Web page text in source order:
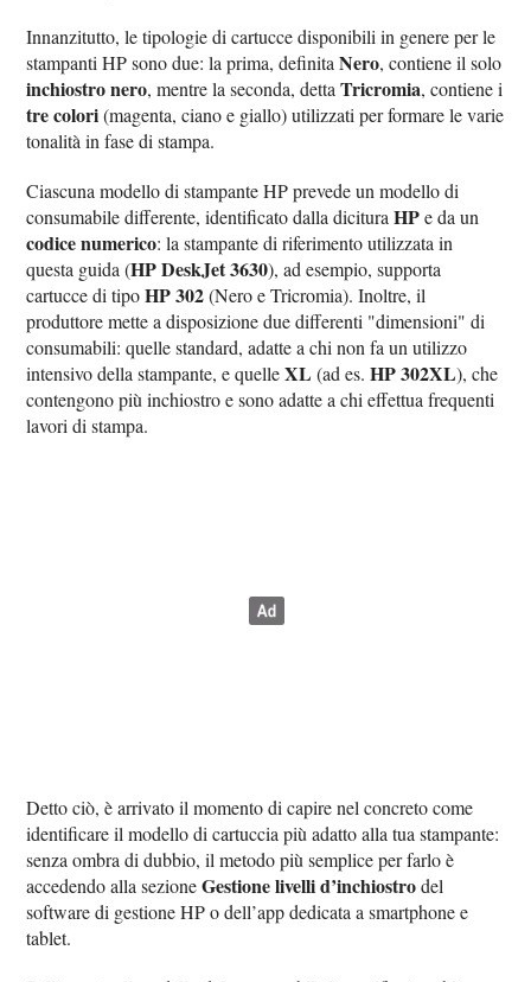
Innanzitutto, le tipologie di cartucce disponibili in genere per le
stampanti HP sono due: la prima, definitaNero, contiene il solo
inchiostro nero, mentre la seconda, dettaTricromia, contiene i
tre colori(magenta, ciano e giallo) utilizzati per formare le varie
tonalità in fase di stampa.
Ciascuna modello di stampante HP prevede un modello di
consumabile differente, identificato dalla dicituraHPe da un
codice numerico: la stampante di riferimento utilizzata in
questa guida (HP DeskJet 3630), ad esempio, supporta
cartucce di tipoHP 302(Nero e Tricromia). Inoltre, il
produttore mette a disposizione due differenti "dimensioni" di
consumabili: quelle standard, adatte a chi non fa un utilizzo
intensivo della stampante, e quelleXL (ad es.HP 302XL), che
contengono più inchiostro e sono adatte a chi effettua frequenti
lavori di stampa.
Detto ciò, è arrivato il momento di capire nel concreto come
identificare il modello di cartuccia più adatto alla tua stampante:
senza ombra di dubbio, il metodo più semplice per farlo è
accedendo alla sezioneGestione livelli d’inchiostrodel
software di gestione HP o dell’app dedicata a smartphone e
tablet.